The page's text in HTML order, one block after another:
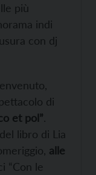
più
indi
con dj
di
et pol”.
libro di Lia
alle
“Con le